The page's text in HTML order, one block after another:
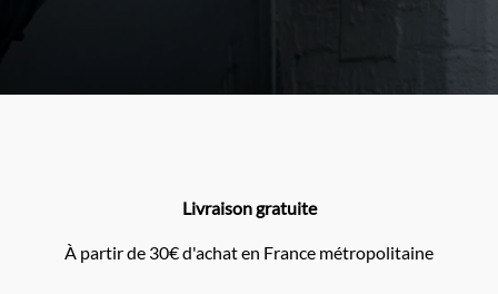
Livraison gratuite
À partir de 30€ d'achat en France métropolitaine